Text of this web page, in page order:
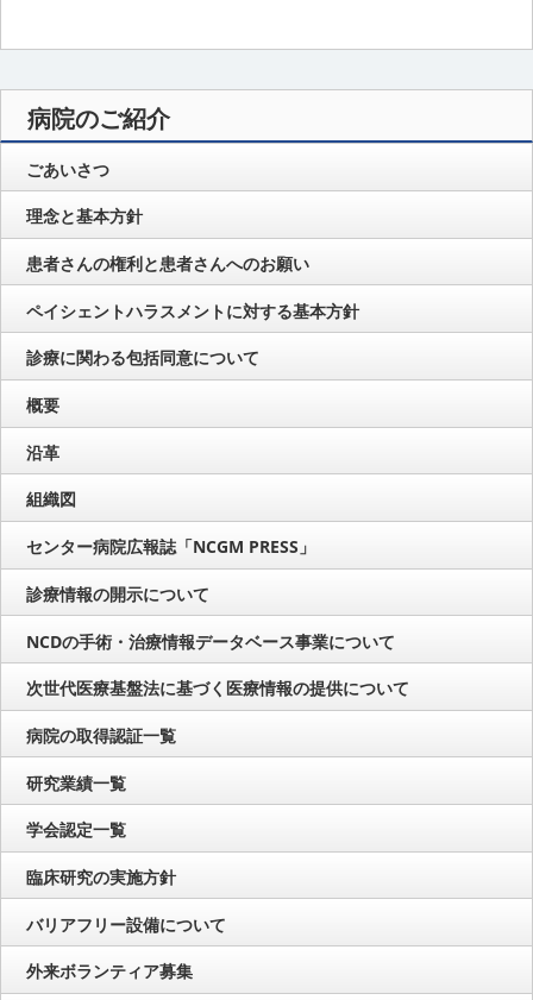
病院のご紹介
ごあいさつ
理念と基本方針
患者さんの権利と患者さんへのお願い
ペイシェントハラスメントに対する基本方針
診療に関わる包括同意について
概要
沿革
組織図
センター病院広報誌「NCGM PRESS」
診療情報の開示について
NCDの手術・治療情報データベース事業について
次世代医療基盤法に基づく医療情報の提供について
病院の取得認証一覧
研究業績一覧
学会認定一覧
臨床研究の実施方針
バリアフリー設備について
外来ボランティア募集